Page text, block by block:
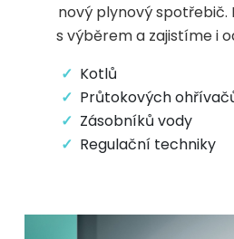
nový plynový spotřebič.
s výběrem a zajistíme i
Kotlů
Průtokových
Zásobníků vody
Regulační techniky